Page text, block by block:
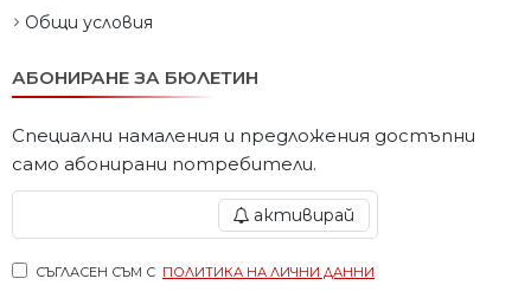
Общи условия
АБОНИРАНЕ ЗА БЮЛЕТИН
Специални намаления и предложения достъпни
само абонирани потребители.
активирай
СЪГЛАСЕН СЪМ С ПОЛИТИКА НА ЛИЧНИ ДАННИ